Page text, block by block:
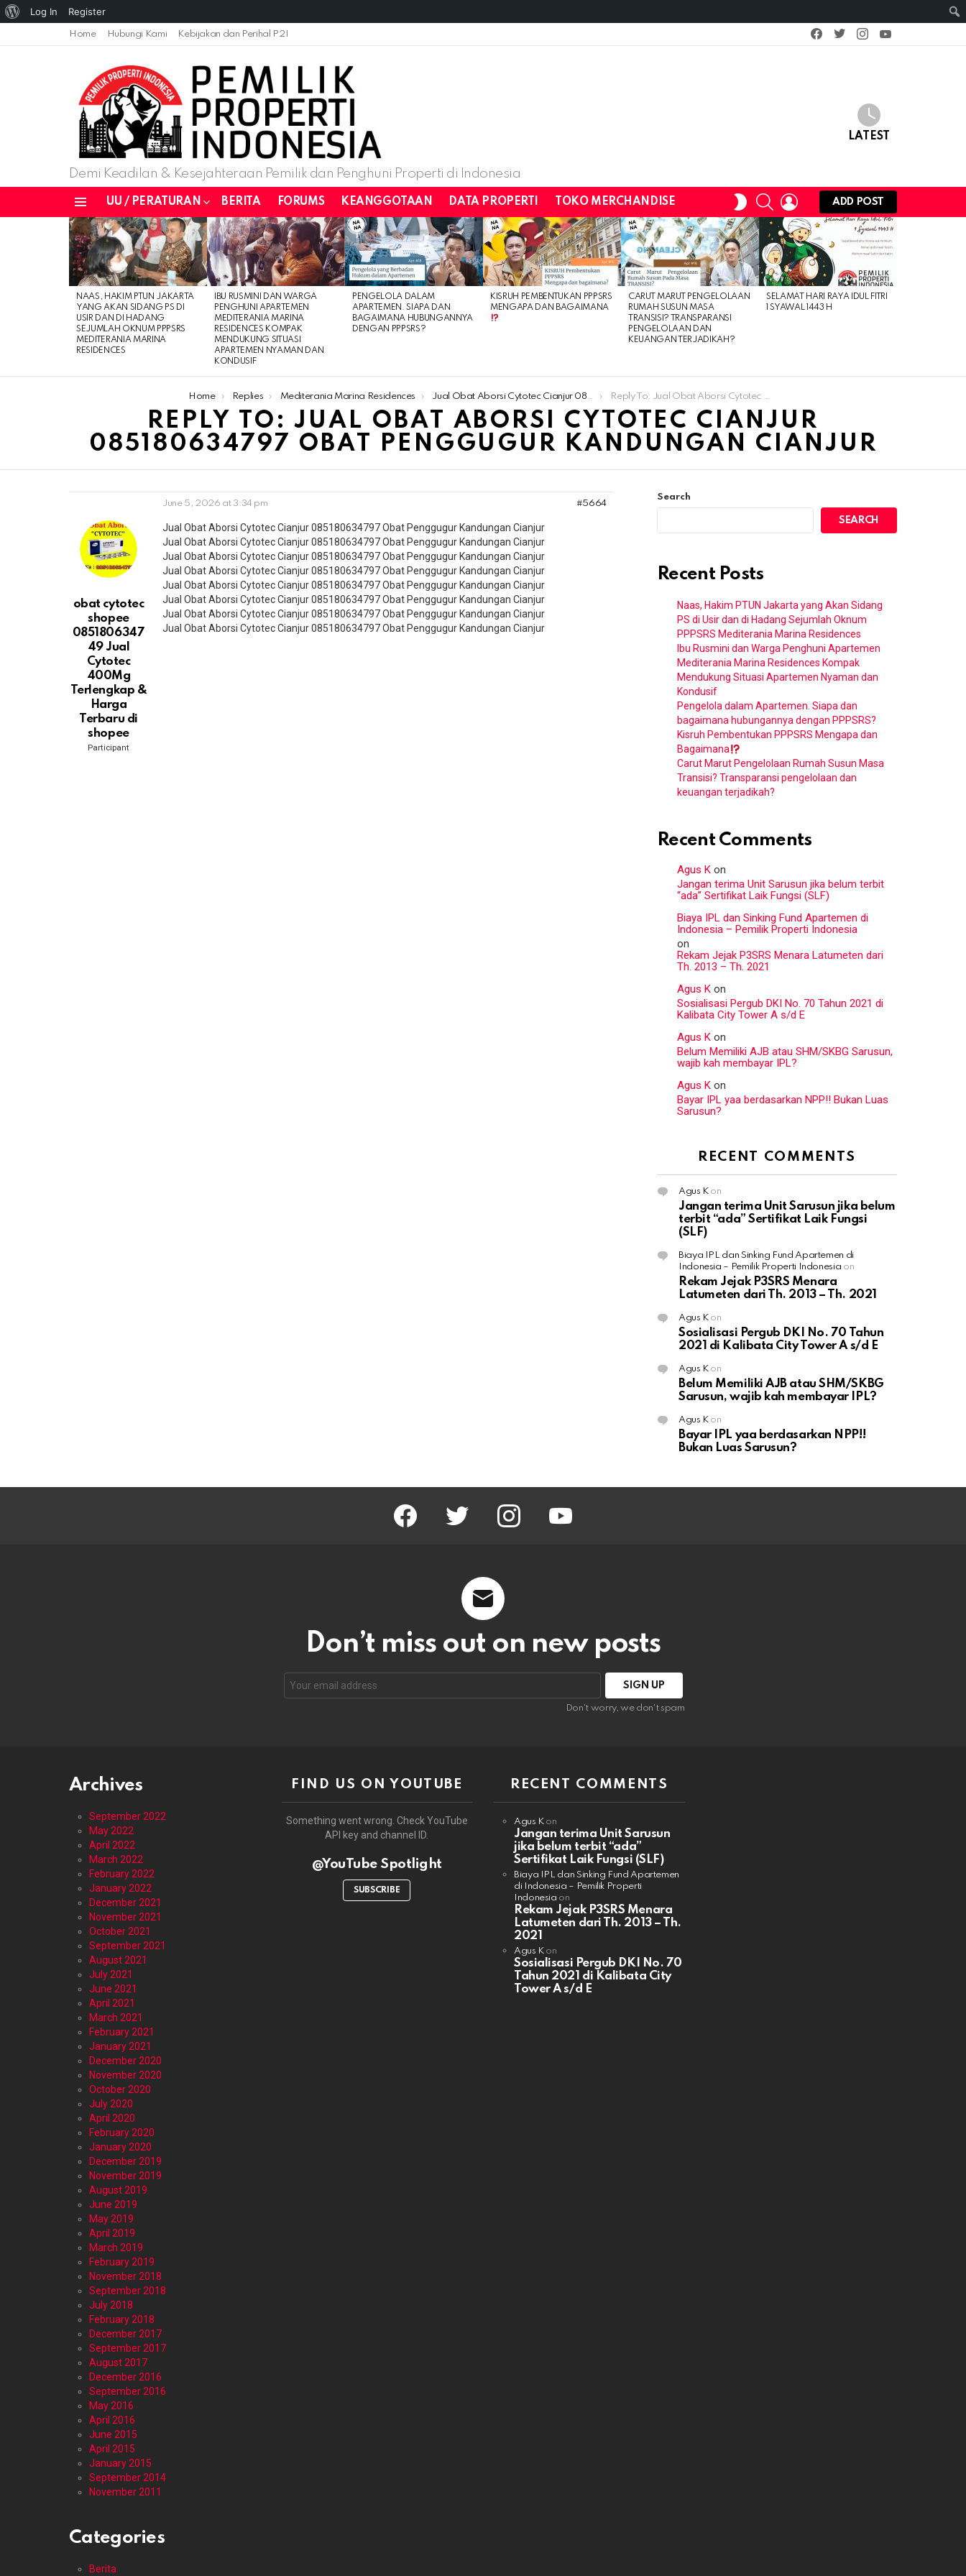
Home Hubungi Kami Kebijakan dan Perihal P2I
facebooktwitterinstagram
Demi Keadilan & Kesejahteraan Pemilik dan Penghuni Properti di Indonesia
LATEST
UU / PERATURAN BERITA FORUMS KEANGGOTAAN DATA PROPERTI TOKO MERCHANDISE
SWITCH
SKIN
SEARCHLOGIN
ADD POST
LATEST
STORIES
NAAS, HAKIM PTUN JAKARTA
YANG AKAN SIDANG PS DI
USIR DAN DI HADANG
SEJUMLAH OKNUM PPPSRS
MEDITERANIA MARINA
RESIDENCES
IBU RUSMINI DAN WARGA
PENGHUNI APARTEMEN
MEDITERANIA MARINA
RESIDENCES KOMPAK
MENDUKUNG SITUASI
APARTEMEN NYAMAN DAN
KONDUSIF
PENGELOLA DALAM
APARTEMEN. SIAPA DAN
BAGAIMANA HUBUNGANNYA
DENGAN PPPSRS?
KISRUH PEMBENTUKAN PPPSRS
MENGAPA DAN BAGAIMANA
CARUT MARUT PENGELOLAAN
RUMAH SUSUN MASA
TRANSISI? TRANSPARANSI
PENGELOLAAN DAN
KEUANGAN TERJADIKAH?
SELAMAT HARI RAYA IDUL FITRI
1 SYAWAL 1443 H
Home Replies Mediterania Marina Residences Jual Obat Aborsi Cytotec Cianjur 085180634797 Obat Penggugur Kandungan Cianjur Reply To: Jual Obat Aborsi Cytotec Cianjur 085180634797 Obat Penggugur Kandungan Cianjur
REPLY TO: JUAL OBAT ABORSI CYTOTEC CIANJUR
085180634797 OBAT PENGGUGUR KANDUNGAN CIANJUR
June 5, 2026 at 3:34 pm #5664
obat cytotec
shopee
0851806347
49 Jual
Cytotec
400Mg
Terlengkap &
Harga
Terbaru di
shopee
Participant
Jual Obat Aborsi Cytotec Cianjur 085180634797 Obat Penggugur Kandungan Cianjur
Jual Obat Aborsi Cytotec Cianjur 085180634797 Obat Penggugur Kandungan Cianjur
Jual Obat Aborsi Cytotec Cianjur 085180634797 Obat Penggugur Kandungan Cianjur
Jual Obat Aborsi Cytotec Cianjur 085180634797 Obat Penggugur Kandungan Cianjur
Jual Obat Aborsi Cytotec Cianjur 085180634797 Obat Penggugur Kandungan Cianjur
Jual Obat Aborsi Cytotec Cianjur 085180634797 Obat Penggugur Kandungan Cianjur
Jual Obat Aborsi Cytotec Cianjur 085180634797 Obat Penggugur Kandungan Cianjur
Jual Obat Aborsi Cytotec Cianjur 085180634797 Obat Penggugur Kandungan Cianjur
Search
SEARCH
Recent Posts
Naas, Hakim PTUN Jakarta yang Akan Sidang
PS di Usir dan di Hadang Sejumlah Oknum
PPPSRS Mediterania Marina Residences
Ibu Rusmini dan Warga Penghuni Apartemen
Mediterania Marina Residences Kompak
Mendukung Situasi Apartemen Nyaman dan
Kondusif
Pengelola dalam Apartemen. Siapa dan
bagaimana hubungannya dengan PPPSRS?
Kisruh Pembentukan PPPSRS Mengapa dan
Bagaimana
Carut Marut Pengelolaan Rumah Susun Masa
Transisi? Transparansi pengelolaan dan
keuangan terjadikah?
Recent Comments
Agus K on
Jangan terima Unit Sarusun jika belum terbit
“ada” Sertifikat Laik Fungsi (SLF)
Biaya IPL dan Sinking Fund Apartemen di
Indonesia – Pemilik Properti Indonesia
on
Rekam Jejak P3SRS Menara Latumeten dari
Th. 2013 – Th. 2021
Agus K on
Sosialisasi Pergub DKI No. 70 Tahun 2021 di
Kalibata City Tower A s/d E
Agus K on
Belum Memiliki AJB atau SHM/SKBG Sarusun,
wajib kah membayar IPL?
Agus K on
Bayar IPL yaa berdasarkan NPP!! Bukan Luas
Sarusun?
RECENT COMMENTS
Agus Kon
Jangan terima Unit Sarusun jika belum
terbit “ada” Sertifikat Laik Fungsi
(SLF)
Biaya IPL dan Sinking Fund Apartemen di
Indonesia – Pemilik Properti Indonesia on
Rekam Jejak P3SRS Menara
Latumeten dari Th. 2013 – Th. 2021
Agus Kon
Sosialisasi Pergub DKI No. 70 Tahun
2021 di Kalibata City Tower A s/d E
Agus Kon
Belum Memiliki AJB atau SHM/SKBG
Sarusun, wajib kah membayar IPL?
Agus Kon
Bayar IPL yaa berdasarkan NPP!!
Bukan Luas Sarusun?
facebook twitter instagram youtube
Don’t miss out on new posts
address:
Don't worry, we don't spam
Archives
September 2022
May 2022
April 2022
March 2022
February 2022
January 2022
December 2021
November 2021
October 2021
September 2021
August 2021
July 2021
June 2021
April 2021
March 2021
February 2021
January 2021
December 2020
November 2020
October 2020
July 2020
April 2020
February 2020
January 2020
December 2019
November 2019
August 2019
June 2019
May 2019
April 2019
March 2019
February 2019
November 2018
September 2018
July 2018
February 2018
December 2017
September 2017
August 2017
December 2016
September 2016
May 2016
April 2016
June 2015
April 2015
January 2015
September 2014
November 2011
Categories
Berita
FIND US ON YOUTUBE
Something went wrong. Check YouTube
API key and channel ID.
@YouTube Spotlight
SUBSCRIBE
RECENT COMMENTS
Agus Kon
Jangan terima Unit Sarusun
jika belum terbit “ada”
Sertifikat Laik Fungsi (SLF)
Biaya IPL dan Sinking Fund Apartemen
di Indonesia – Pemilik Properti
Indonesia on
Rekam Jejak P3SRS Menara
Latumeten dari Th. 2013 – Th.
2021
Agus Kon
Sosialisasi Pergub DKI No. 70
Tahun 2021 di Kalibata City
Tower A s/d E
About
Log In Register